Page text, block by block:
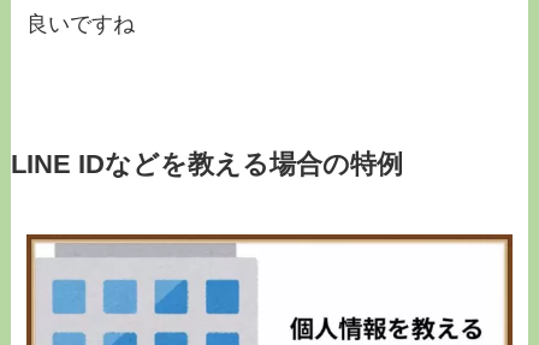
良いですね
LINE IDなどを教える場合の特例